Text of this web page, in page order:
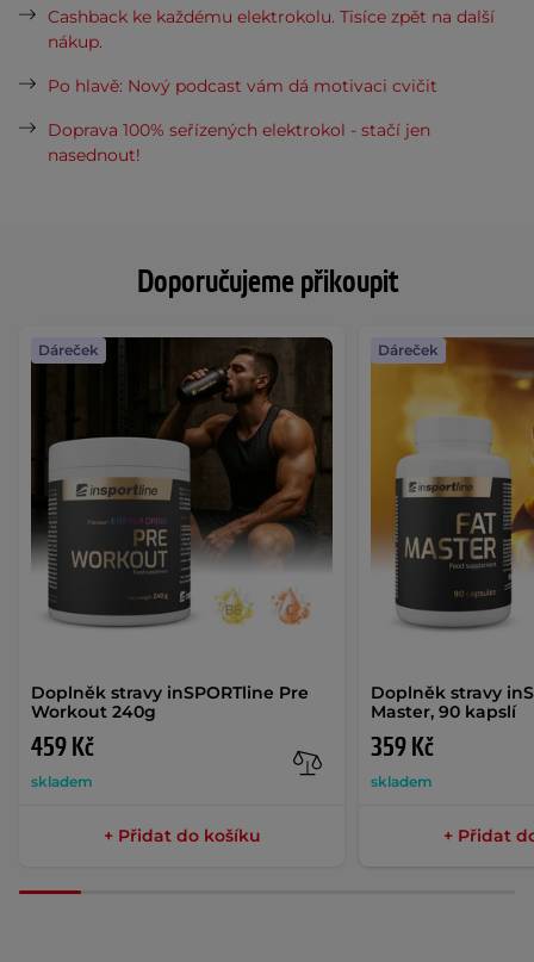
Doporučujeme přikoupit
Doplněk stravy inSPORTline Pre
Workout 240g
459 Kč
skladem
Dáreček
+ Přidat do košíku
Doplněk stravy
Master, 90 kapslí
359 Kč
skladem
Dáreček
+ Přidat
Cashback ke každému elektrokolu. Tisíce zpět na další
nákup.
Po hlavě: Nový podcast vám dá motivaci cvičit
Doprava 100% seřízených elektrokol - stačí jen
nasednout!